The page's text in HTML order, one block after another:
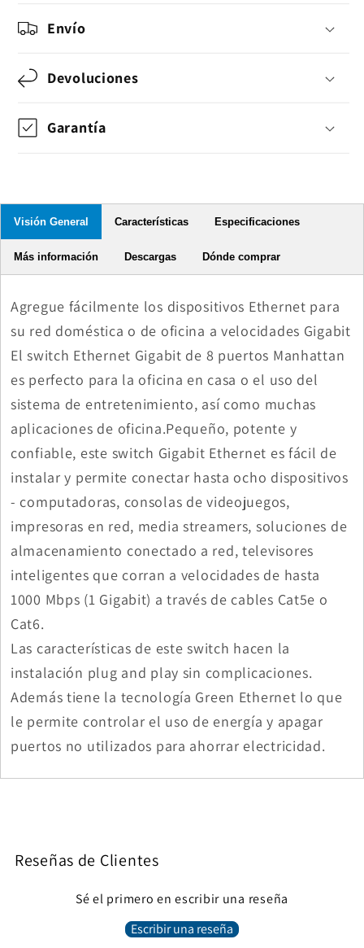
Envío
Devoluciones
Garantía
Visión General Características Especificaciones
Más información Descargas Dónde comprar
Agregue fácilmente los dispositivos Ethernet para
su red doméstica o de oficina a velocidades Gigabit
El switch Ethernet Gigabit de 8 puertos Manhattan
es perfecto para la oficina en casa o el uso del
sistema de entretenimiento, así como muchas
aplicaciones de oficina.Pequeño, potente y
confiable, este switch Gigabit Ethernet es fácil de
instalar y permite conectar hasta ocho dispositivos
- computadoras, consolas de videojuegos,
impresoras en red, media streamers, soluciones de
almacenamiento conectado a red, televisores
inteligentes que corran a velocidades de hasta
1000 Mbps (1 Gigabit) a través de cables Cat5e o
Cat6.
Las características de este switch hacen la
instalación plug and play sin complicaciones.
Además tiene la tecnología Green Ethernet lo que
le permite controlar el uso de energía y apagar
puertos no utilizados para ahorrar electricidad.
Reseñas de Clientes
Sé el primero en escribir una reseña
Escribir una reseña